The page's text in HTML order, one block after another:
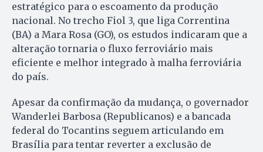
estratégico para o escoamento da produção
nacional. No trecho Fiol 3, que liga Correntina
(BA) a Mara Rosa (GO), os estudos indicaram que a
alteração tornaria o fluxo ferroviário mais
eficiente e melhor integrado à malha ferroviária
do país.
Apesar da confirmação da mudança, o governador
Wanderlei Barbosa (Republicanos) e a bancada
federal do Tocantins seguem articulando em
Brasília para tentar reverter a exclusão de